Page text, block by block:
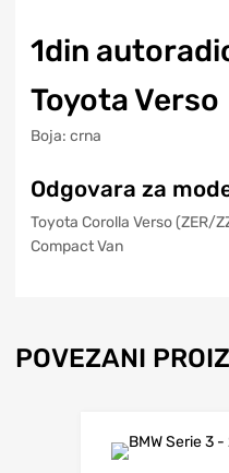
1din
Toyota Verso
Boja: crna
Odgovara za
Toyota Corolla Verso
Compact Van
POVEZANI